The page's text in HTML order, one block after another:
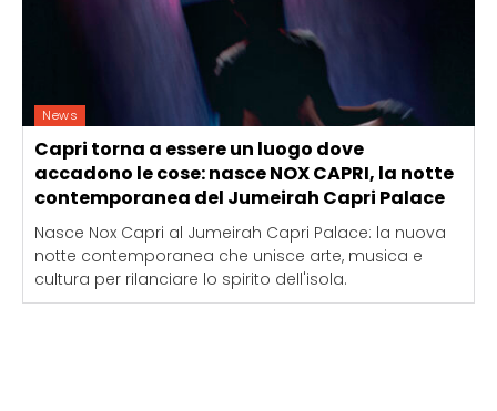
News
Capri torna a essere un luogo dove
accadono le cose: nasce NOX CAPRI, la notte
contemporanea del Jumeirah Capri Palace
Nasce Nox Capri al Jumeirah Capri Palace: la nuova
notte contemporanea che unisce arte, musica e
cultura per rilanciare lo spirito dell'isola.